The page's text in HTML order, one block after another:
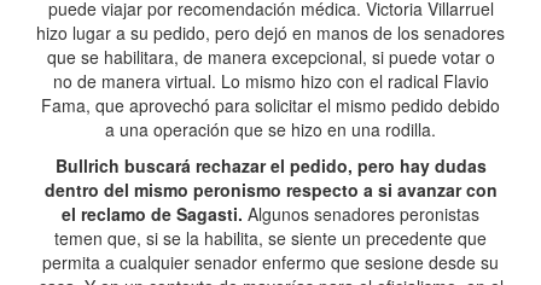
puede viajar por recomendación médica. Victoria Villarruel
hizo lugar a su pedido, pero dejó en manos de los senadores
que se habilitara, de manera excepcional, si puede votar o
no de manera virtual. Lo mismo hizo con el radical Flavio
Fama, que aprovechó para solicitar el mismo pedido debido
a una operación que se hizo en una rodilla.
Bullrich buscará rechazar el pedido, pero hay dudas
dentro del mismo peronismo respecto a si avanzar con
el reclamo de Sagasti. Algunos senadores peronistas
temen que, si se la habilita, se siente un precedente que
permita a cualquier senador enfermo que sesione desde su